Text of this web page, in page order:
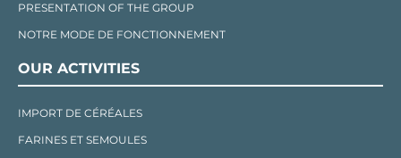
PRESENTATION OF THE GROUP
NOTRE MODE DE FONCTIONNEMENT
OUR ACTIVITIES
IMPORT DE CÉRÉALES
FARINES ET SEMOULES